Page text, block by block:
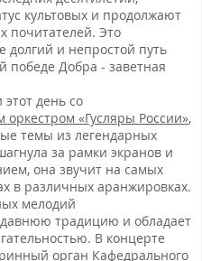
культовых и продолжают
почитателей. Это
долгий и непростой путь
победе Добра - заветная
день со
оркестром «Гусляры России»,
темы из легендарных
за рамки экранов и
она звучит на самых
в различных аранжировках.
мелодий
традицию и обладает
В концерте
орган Кафедрального